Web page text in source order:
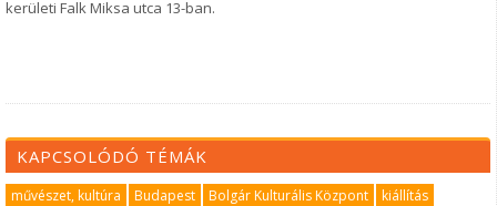
kerületi Falk Miksa utca 13-ban.
KAPCSOLÓDÓ TÉMÁK
művészet, kultúra Budapest Bolgár Kulturális Központ kiállítás